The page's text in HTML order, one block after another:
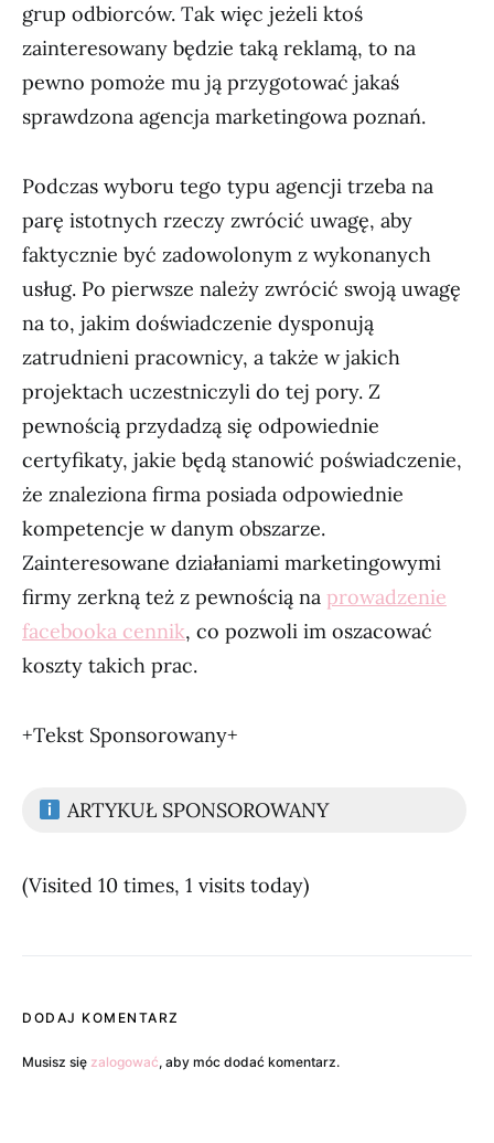
grup odbiorców. Tak więc jeżeli ktoś
zainteresowany będzie taką reklamą, to na
pewno pomoże mu ją przygotować jakaś
sprawdzona agencja marketingowa poznań.
Podczas wyboru tego typu agencji trzeba na
parę istotnych rzeczy zwrócić uwagę, aby
faktycznie być zadowolonym z wykonanych
usług. Po pierwsze należy zwrócić swoją uwagę
na to, jakim doświadczenie dysponują
zatrudnieni pracownicy, a także w jakich
projektach uczestniczyli do tej pory. Z
pewnością przydadzą się odpowiednie
certyfikaty, jakie będą stanowić poświadczenie,
że znaleziona firma posiada odpowiednie
kompetencje w danym obszarze.
Zainteresowane działaniami marketingowymi
firmy zerkną też z pewnością na prowadzenie
facebooka cennik, co pozwoli im oszacować
koszty takich prac.
+Tekst Sponsorowany+
ARTYKUŁ SPONSOROWANY
(Visited 10 times, 1 visits today)
DODAJ KOMENTARZ
Musisz się zalogować, aby móc dodać komentarz.